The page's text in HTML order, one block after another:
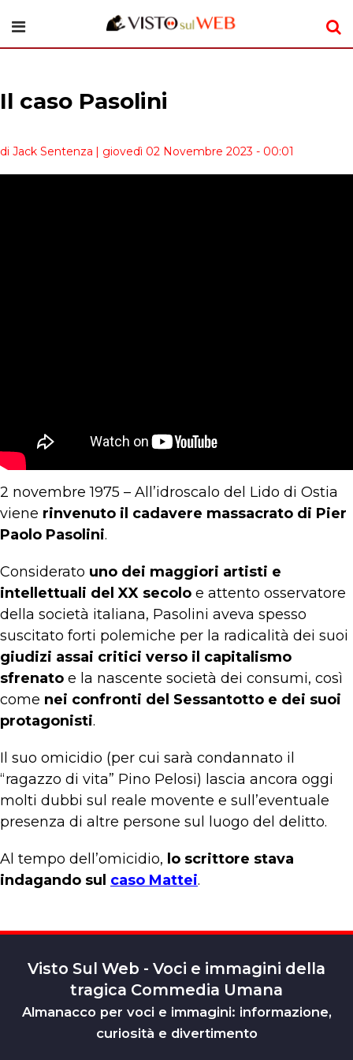
Il caso Pasolini
di Jack Sentenza | giovedì 02 Novembre 2023 - 00:01
2 novembre 1975 – All’idroscalo del Lido di Ostia
viene rinvenuto il cadavere massacrato di Pier
Paolo Pasolini.
Considerato uno dei maggiori artisti e
intellettuali del XX secolo e attento osservatore
della società italiana, Pasolini aveva spesso
suscitato forti polemiche per la radicalità dei suoi
giudizi assai critici verso il capitalismo
sfrenato e la nascente società dei consumi, così
come nei confronti del Sessantotto e dei suoi
protagonisti.
Il suo omicidio (per cui sarà condannato il
“ragazzo di vita” Pino Pelosi) lascia ancora oggi
molti dubbi sul reale movente e sull’eventuale
presenza di altre persone sul luogo del delitto.
Al tempo dell’omicidio, lo scrittore stava
indagando sul caso Mattei.
Visto Sul Web - Voci e immagini della
tragica Commedia Umana
Almanacco per voci e immagini: informazione,
curiosità e divertimento